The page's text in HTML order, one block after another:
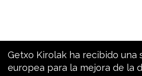
Getxo Kirolak ha recibido una
europea para la mejora de la